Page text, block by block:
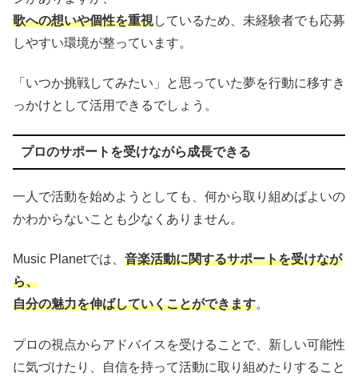
歌への想いや個性を重視しているため、未経験者でも応募
しやすい環境が整っています。
「いつか挑戦してみたい」と思っていた夢を行動に移すき
っかけとして活用できるでしょう。
プロのサポートを受けながら成長できる
一人で活動を始めようとしても、何から取り組めばよいの
かわからないことも少なくありません。
Music Planetでは、 音楽活動に関するサポートを受けなが
ら、
自分の魅力を伸ばしていくことができます。
プロの視点からアドバイスを受けることで、新しい可能性
に気づけたり、自信を持って活動に取り組めたりすること